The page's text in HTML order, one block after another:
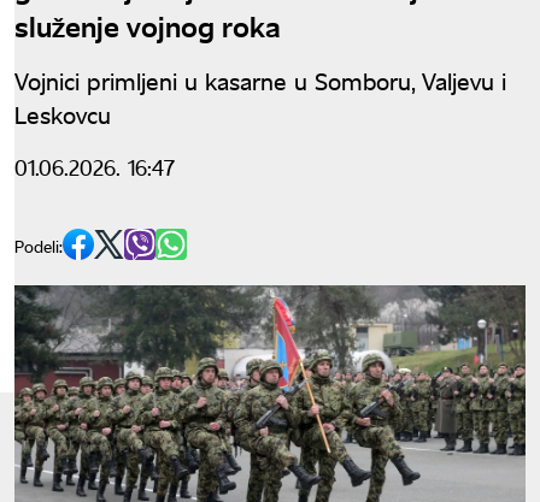
služenje vojnog roka
Vojnici primljeni u kasarne u Somboru, Valjevu i
Leskovcu
01.06.2026. 16:47
Podeli: